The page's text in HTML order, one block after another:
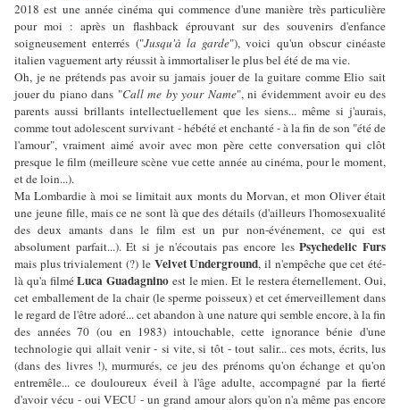
2018 est une année cinéma qui commence d'une manière très particulière
pour moi : après un flashback éprouvant sur des souvenirs d'enfance
soigneusement enterrés ("Jusqu'à la garde"), voici qu'un obscur cinéaste
italien vaguement arty réussit à immortaliser le plus bel été de ma vie.
Oh, je ne prétends pas avoir su jamais jouer de la guitare comme Elio sait
jouer du piano dans "Call me by your Name", ni évidemment avoir eu des
parents aussi brillants intellectuellement que les siens... même si j'aurais,
comme tout adolescent survivant - hébété et enchanté - à la fin de son "été de
l'amour", vraiment aimé avoir avec mon père cette conversation qui clôt
presque le film (meilleure scène vue cette année au cinéma, pour le moment,
et de loin...).
Ma Lombardie à moi se limitait aux monts du Morvan, et mon Oliver était
une jeune fille, mais ce ne sont là que des détails (d'ailleurs l'homosexualité
des deux amants dans le film est un pur non-événement, ce qui est
absolument parfait...). Et si je n'écoutais pas encore lesPsychedelic Furs
mais plus trivialement (?) le Velvet Underground, il n'empêche que cet été-
là qu'a filméLuca Guadagnino est le mien. Et le restera éternellement. Oui,
cet emballement de la chair (le sperme poisseux) et cet émerveillement dans
le regard de l'être adoré... cet abandon à une nature qui semble encore, à la fin
des années 70 (ou en 1983) intouchable, cette ignorance bénie d'une
technologie qui allait venir - si vite, si tôt - tout salir... ces mots, écrits, lus
(dans des livres !), murmurés, ce jeu des prénoms qu'on échange et qu'on
entremêle... ce douloureux éveil à l'âge adulte, accompagné par la fierté
d'avoir vécu - oui VECU - un grand amour alors qu'on n'a même pas encore